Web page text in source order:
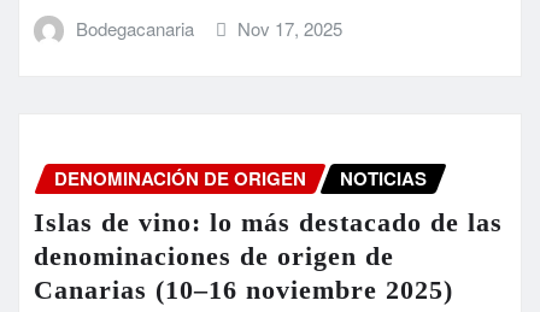
Bodegacanaria Nov 17, 2025
DENOMINACIÓN DE ORIGEN NOTICIAS
Islas de vino: lo más destacado de las
denominaciones de origen de
Canarias (10–16 noviembre 2025)